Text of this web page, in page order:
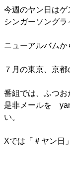
今週のヤン日はゲ
シンガーソングラ
ニューアルバムか
７月の東京、京
番組では、ふつお
是非メールを
い。
Xでは「＃ヤン日